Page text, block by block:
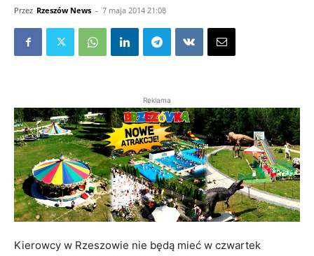
Przez Rzeszów News - 7 maja 2014 21:08
Reklama
Kierowcy w Rzeszowie nie będą mieć w czwartek